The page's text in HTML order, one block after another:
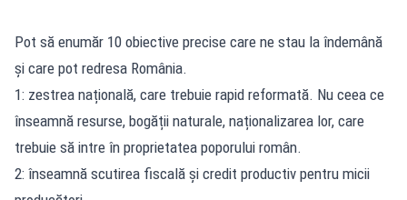
Pot să enumăr 10 obiective precise care ne stau la îndemână
și care pot redresa România.
1: zestrea națională, care trebuie rapid reformată. Nu ceea ce
înseamnă resurse, bogății naturale, naționalizarea lor, care
trebuie să intre în proprietatea poporului român.
2: înseamnă scutirea fiscală și credit productiv pentru micii